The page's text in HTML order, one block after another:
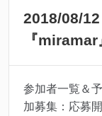
2018/08/
『miramar
参加者一覧＆
加募集：応募